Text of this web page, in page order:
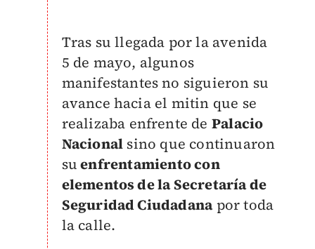
Tras su llegada por la avenida
5 de mayo, algunos
manifestantes no siguieron su
avance hacia el mitin que se
realizaba enfrente de Palacio
Nacional sino que continuaron
suenfrentamiento con
elementos de la Secretaría de
Seguridad Ciudadanapor toda
la calle.